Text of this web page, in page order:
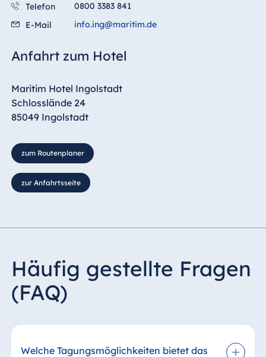
Telefon
0800 3383 841
E-Mail
info.ing@maritim.de
Anfahrt zum Hotel
Maritim Hotel Ingolstadt
Schlosslände 24
85049 Ingolstadt
zum Routenplaner
zur Anfahrtsseite
Häufig gestellte Fragen
(FAQ)
Welche Tagungsmöglichkeiten bietet das